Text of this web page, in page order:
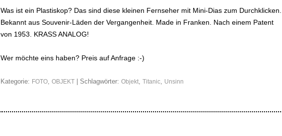
Was ist ein Plastiskop? Das sind diese kleinen Fernseher mit Mini-Dias zum Durchklicken.
Bekannt aus Souvenir-Läden der Vergangenheit. Made in Franken. Nach einem Patent
von 1953. KRASS ANALOG!
Wer möchte eins haben? Preis auf Anfrage :-)
Kategorie: FOTO, OBJEKT | Schlagwörter: Objekt, Titanic, Unsinn